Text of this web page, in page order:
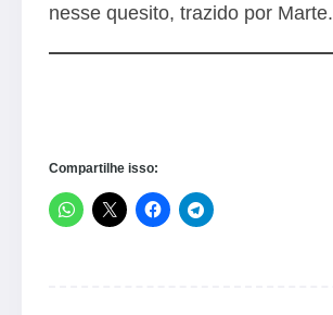
nesse quesito, trazido por Marte.
Compartilhe isso: